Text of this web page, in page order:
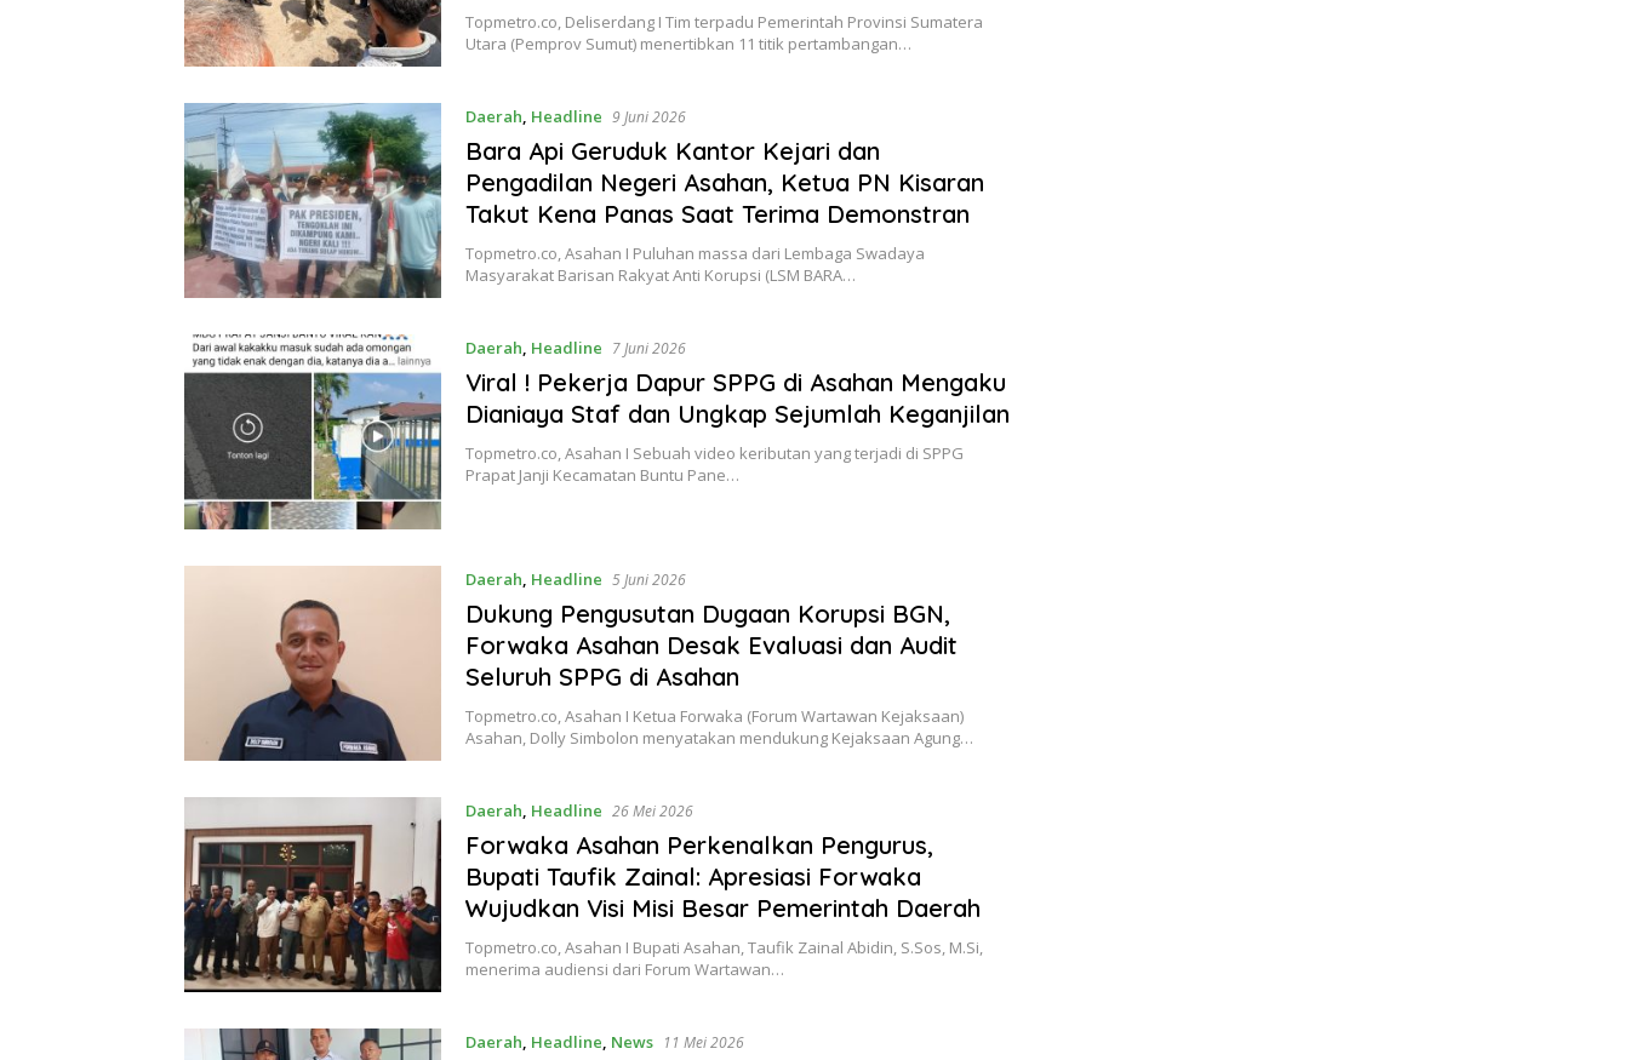
Topmetro.co, Deliserdang I Tim terpadu Pemerintah Provinsi Sumatera
Utara (Pemprov Sumut) menertibkan 11 titik pertambangan…
Daerah, Headline 9 Juni 2026
Bara Api Geruduk Kantor Kejari dan
Pengadilan Negeri Asahan, Ketua PN Kisaran
Takut Kena Panas Saat Terima Demonstran
Topmetro.co, Asahan I Puluhan massa dari Lembaga Swadaya
Masyarakat Barisan Rakyat Anti Korupsi (LSM BARA…
Daerah, Headline 7 Juni 2026
Viral ! Pekerja Dapur SPPG di Asahan Mengaku
Dianiaya Staf dan Ungkap Sejumlah Keganjilan
Topmetro.co, Asahan I Sebuah video keributan yang terjadi di SPPG
Prapat Janji Kecamatan Buntu Pane…
Daerah, Headline 5 Juni 2026
Dukung Pengusutan Dugaan Korupsi BGN,
Forwaka Asahan Desak Evaluasi dan Audit
Seluruh SPPG di Asahan
Topmetro.co, Asahan I Ketua Forwaka (Forum Wartawan Kejaksaan)
Asahan, Dolly Simbolon menyatakan mendukung Kejaksaan Agung…
Daerah, Headline 26 Mei 2026
Forwaka Asahan Perkenalkan Pengurus,
Bupati Taufik Zainal: Apresiasi Forwaka
Wujudkan Visi Misi Besar Pemerintah Daerah
Topmetro.co, Asahan I Bupati Asahan, Taufik Zainal Abidin, S.Sos, M.Si,
menerima audiensi dari Forum Wartawan…
Daerah, Headline, News 11 Mei 2026